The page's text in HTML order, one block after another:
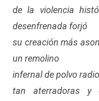
de la violencia
desenfrenada forjó
su creación más
un remolino
infernal de polvo
tan aterradoras y